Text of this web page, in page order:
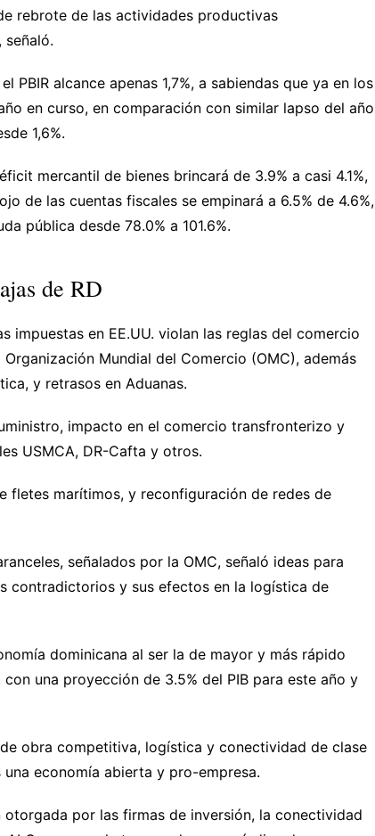
rebrote de las actividades productivas
señaló.
PBIR alcance apenas 1,7%, a sabiendas que ya en los
en curso, en comparación con similar lapso del año
1,6%.
mercantil de bienes brincará de 3.9% a casi 4.1%,
de las cuentas fiscales se empinará a 6.5% de 4.6%,
pública desde 78.0% a 101.6%.
de RD
impuestas en EE.UU. violan las reglas del comercio
Mundial del Comercio (OMC), además
y retrasos en Aduanas.
impacto en el comercio transfronterizo y
USMCA, DR-Cafta y otros.
fletes marítimos, y reconfiguración de redes de
señalados por la OMC, señaló ideas para
contradictorios y sus efectos en la logística de
dominicana al ser la de mayor y más rápido
una proyección de 3.5% del PIB para este año y
obra competitiva, logística y conectividad de clase
economía abierta y pro-empresa.
por las firmas de inversión, la conectividad